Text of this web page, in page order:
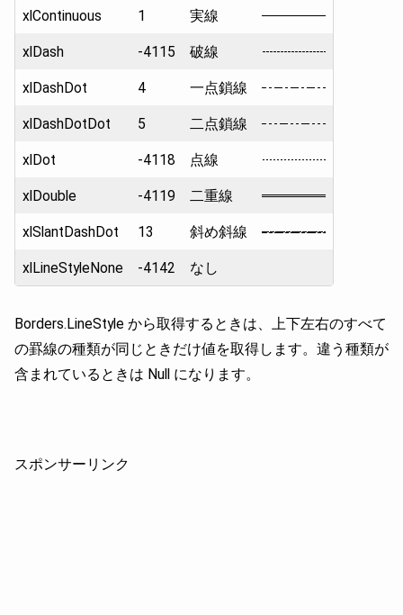
xlContinuous 1 実線
xlDash -4115 破線
xlDashDot 4 一点鎖線
xlDashDotDot 5 二点鎖線
xlDot -4118 点線
xlDouble -4119 二重線
xlSlantDashDot 13 斜め斜線
xlLineStyleNone -4142 なし
Borders.LineStyle から取得するときは、上下左右のすべて
の罫線の種類が同じときだけ値を取得します。違う種類が
含まれているときは Null になります。
スポンサーリンク